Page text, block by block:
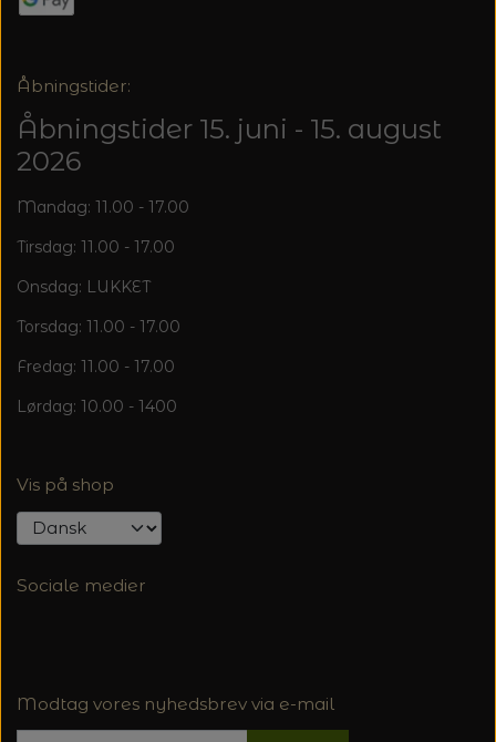
Åbningstider:
Åbningstider 15. juni - 15. august
2026
Mandag: 11.00 - 17.00
Tirsdag: 11.00 - 17.00
Onsdag: LUKKET
Torsdag: 11.00 - 17.00
Fredag: 11.00 - 17.00
Lørdag: 10.00 - 1400
Vis på shop
Sociale medier
Modtag vores nyhedsbrev via e-mail